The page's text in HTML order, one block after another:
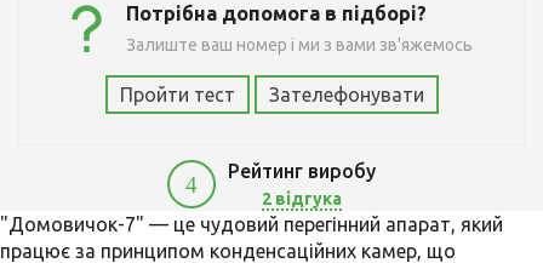
Потрібна допомога в підборі?
Залиште ваш номер і ми з вами зв'яжемось
Пройти тест Зателефонувати
4
Рейтинг виробу
2 відгука
5900
"Домовичок-7" — це чудовий перегінний апарат, який
працює за принципом конденсаційних камер, що